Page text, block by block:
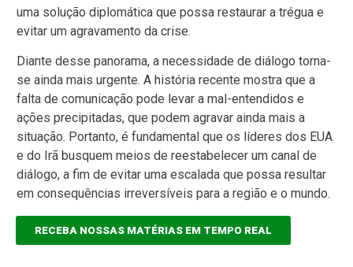
uma solução diplomática que possa restaurar a trégua e
evitar um agravamento da crise.
Diante desse panorama, a necessidade de diálogo torna-
se ainda mais urgente. A história recente mostra que a
falta de comunicação pode levar a mal-entendidos e
ações precipitadas, que podem agravar ainda mais a
situação. Portanto, é fundamental que os líderes dos EUA
e do Irã busquem meios de reestabelecer um canal de
diálogo, a fim de evitar uma escalada que possa resultar
em consequências irreversíveis para a região e o mundo.
RECEBA NOSSAS MATÉRIAS EM TEMPO REAL